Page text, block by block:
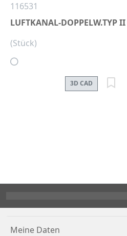
116531
LUFTKANAL-DOPPELW.TYP
(Stück)
3D CAD
Meine Daten